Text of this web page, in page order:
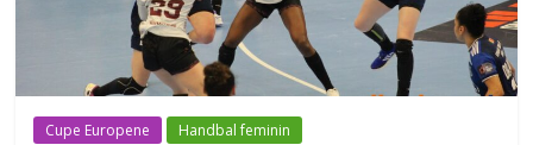
Cupe Europene Handbal feminin